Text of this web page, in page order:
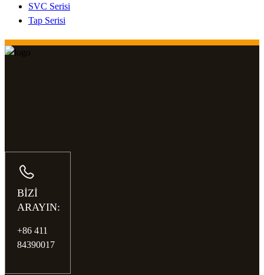
SVC Serisi
Tap Serisi
BİZİ
ARAYIN:
+86 411
84390017